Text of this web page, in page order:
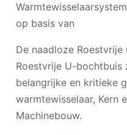
op basis van
De naadloze
Roestvrije U-bochtbuis
belangrijke en kritieke
warmtewisselaar, Kern
Machinebouw.